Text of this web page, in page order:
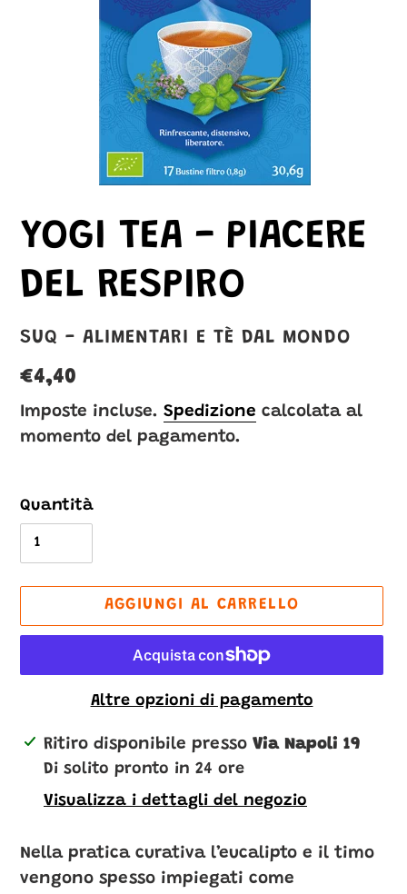
YOGI TEA - PIACERE
DEL RESPIRO
VENDITORE
SUQ - ALIMENTARI E TÈ DAL MONDO
Prezzo
di
listino
€4,40
Imposte incluse. Spedizione calcolata al
momento del pagamento.
Quantità
AGGIUNGI AL CARRELLO
Altre opzioni di pagamento
Inserimento
del
prodotto
carrello
Ritiro disponibile presso Via Napoli 19
Di solito pronto in 24 ore
Visualizza i dettagli del negozio
Nella pratica curativa l’eucalipto e il timo
vengono spesso impiegati come